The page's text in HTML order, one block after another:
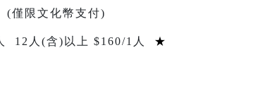
(僅限文化幣支付)
12 人 (含) 以上 $160/1人 ★